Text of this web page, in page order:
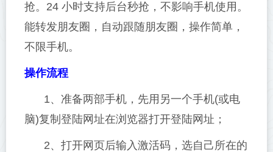
抢。24 小时支持后台秒抢，不影响手机使用。
能转发朋友圈，自动跟随朋友圈，操作简单，
不限手机。
操作流程
1、准备两部手机，先用另一个手机(或电
脑)复制登陆网址在浏览器打开登陆网址；
2、打开网页后输入激活码，选自己所在的